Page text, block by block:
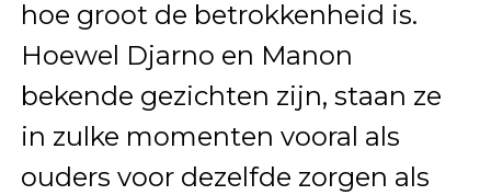
hoe groot de betrokkenheid is.
Hoewel Djarno en Manon
bekende gezichten zijn, staan ze
in zulke momenten vooral als
ouders voor dezelfde zorgen als